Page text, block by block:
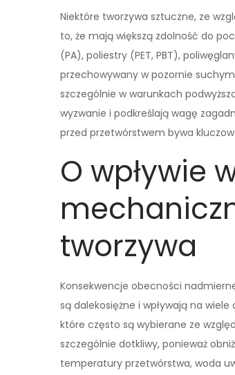
Niektóre tworzywa sztuczne, ze
to, że mają większą zdolność do
(PA), poliestry (PET, PBT),
przechowywany w pozornie
szczególnie w warunkach
wyzwanie i podkreślają wagę
przed przetwórstwem bywa
O wpływie
tworzywa
Konsekwencje obecności
są dalekosiężne i wpływają na
które często są wybierane ze
szczególnie dotkliwy, ponieważ
temperatury przetwórstwa, woda